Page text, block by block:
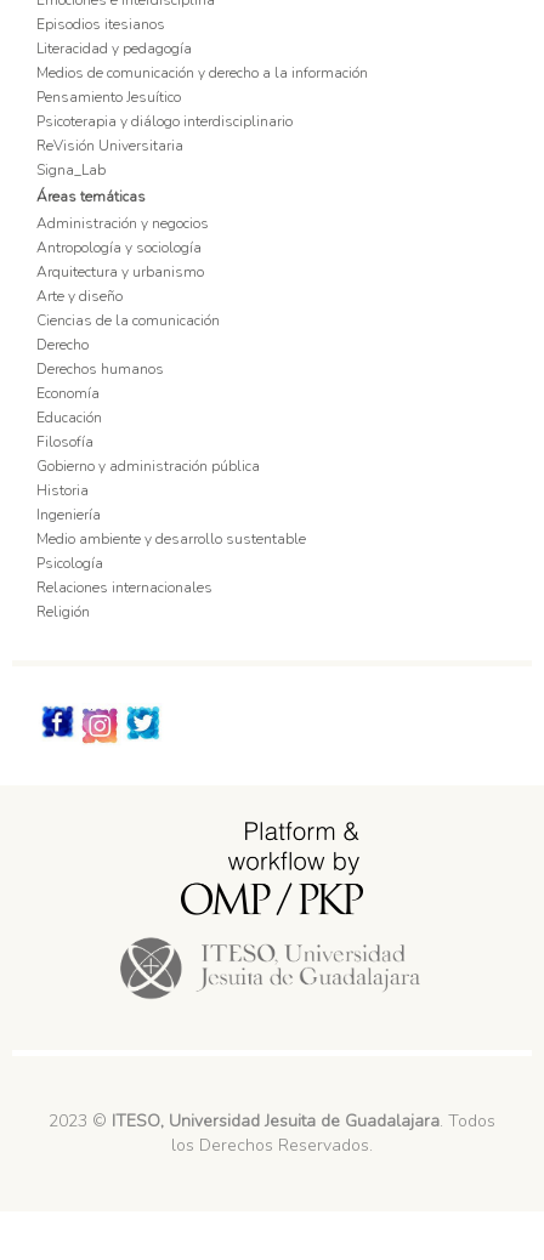
Episodios itesianos
Literacidad y pedagogía
Medios de comunicación y derecho a la información
Pensamiento Jesuítico
Psicoterapia y diálogo interdisciplinario
ReVisión Universitaria
Signa_Lab
Áreas temáticas
Administración y negocios
Antropología y sociología
Arquitectura y urbanismo
Arte y diseño
Ciencias de la comunicación
Derecho
Derechos humanos
Economía
Educación
Filosofía
Gobierno y administración pública
Historia
Ingeniería
Medio ambiente y desarrollo sustentable
Psicología
Relaciones internacionales
Religión
Redes_Sociales
2023 © ITESO, Universidad Jesuita de Guadalajara. Todos
los Derechos Reservados.